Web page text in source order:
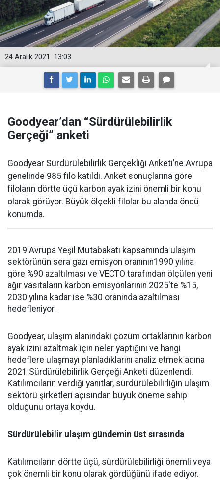
13:03
24 Aralık 2021
Goodyear’dan “Sürdürülebilirlik
Gerçeği” anketi
Goodyear Sürdürülebilirlik Gerçekliği Anketi’ne Avrupa
genelinde 985 filo katıldı. Anket sonuçlarına göre
filoların dörtte üçü karbon ayak izini önemli bir konu
olarak görüyor. Büyük ölçekli filolar bu alanda öncü
konumda.
2019 Avrupa Yeşil Mutabakatı kapsamında ulaşım
sektörünün sera gazı emisyon oranının1990 yılına
göre %90 azaltılması ve VECTO tarafından ölçülen yeni
ağır vasıtaların karbon emisyonlarının 2025'te %15,
2030 yılına kadar ise %30 oranında azaltılması
hedefleniyor.
Goodyear, ulaşım alanındaki çözüm ortaklarının karbon
ayak izini azaltmak için neler yaptığını ve hangi
hedeflere ulaşmayı planladıklarını analiz etmek adına
2021 Sürdürülebilirlik Gerçeği Anketi düzenlendi.
Katılımcıların verdiği yanıtlar, sürdürülebilirliğin ulaşım
sektörü şirketleri açısından büyük öneme sahip
olduğunu ortaya koydu.
Sürdürülebilir ulaşım gündemin üst sırasında
Katılımcıların dörtte üçü, sürdürülebilirliği önemli veya
çok önemli bir konu olarak gördüğünü ifade ediyor.